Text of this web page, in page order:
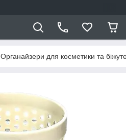
Органайзери для косметики та